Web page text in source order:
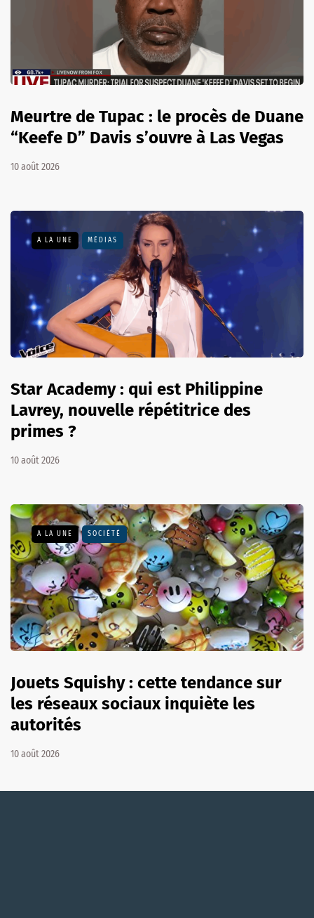
Meurtre de Tupac : le procès de Duane
“Keefe D” Davis s’ouvre à Las Vegas
10 août 2026
A LA UNE MÉDIAS
Star Academy : qui est Philippine
Lavrey, nouvelle répétitrice des
primes ?
10 août 2026
A LA UNE SOCIÉTÉ
Jouets Squishy : cette tendance sur
les réseaux sociaux inquiète les
autorités
10 août 2026